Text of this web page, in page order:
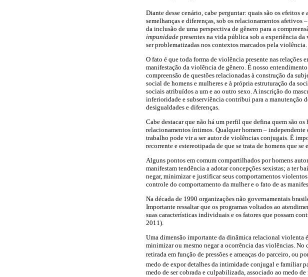
Diante desse cenário, cabe perguntar: quais são os efeitos
semelhanças e diferenças, sob os relacionamentos
da inclusão de uma perspectiva de gênero para a
impunidade presentes na vida pública sob a experiência da
ser problematizadas nos contextos marcados pela violência.
O fato é que toda forma de violência presente nas relações
manifestação da violência de gênero. É nosso
compreensão de questões relacionadas à construção da
social de homens e mulheres e à própria estruturação da
sociais atribuídos a um e ao outro sexo. A inscrição do
inferioridade e subserviência contribui para a manutenção
desigualdades e diferenças.
Cabe destacar que não há um perfil que defina quem são
relacionamentos íntimos. Qualquer homem –
trabalho pode vir a ser autor de violências conjugais. É
recorrente e estereotipada de que se trata de homens que
Alguns pontos em comum compartilhados por homens
manifestam tendência a adotar concepções sexistas; a ter
negar, minimizar e justificar seus comportamentos
controle do comportamento da mulher e o fato de as
Na década de 1990 organizações não governamentais
Importante ressaltar que os programas voltados ao
suas características individuais e os fatores que possam
2011).
Uma dimensão importante da dinâmica relacional violenta
minimizar ou mesmo negar a ocorrência das violências. No
retirada em função de pressões e ameaças do parceiro, ou
medo de expor detalhes da intimidade conjugal e familiar
medo de ser cobrada e culpabilizada, associado ao medo